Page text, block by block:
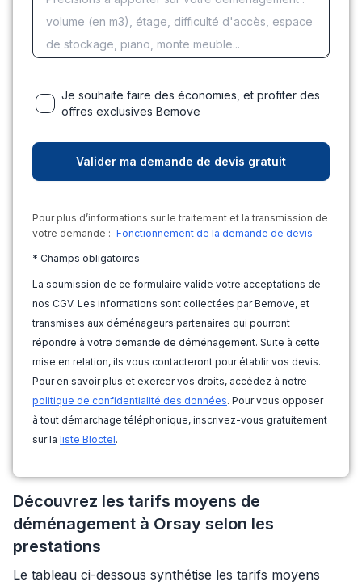
Je souhaite faire des économies, et profiter des
offres exclusives Bemove
Pour plus d’informations sur le traitement et la transmission de
votre demande : Fonctionnement de la demande de devis
* Champs obligatoires
La soumission de ce formulaire valide votre acceptations de
nos CGV. Les informations sont collectées par Bemove, et
transmises aux déménageurs partenaires qui pourront
répondre à votre demande de déménagement. Suite à cette
mise en relation, ils vous contacteront pour établir vos devis.
Pour en savoir plus et exercer vos droits, accédez à notre
politique de confidentialité des données. Pour vous opposer
à tout démarchage téléphonique, inscrivez-vous gratuitement
sur la liste Bloctel.
Découvrez les tarifs moyens de
déménagement à Orsay selon les
prestations
Le tableau ci-dessous synthétise les tarifs moyens